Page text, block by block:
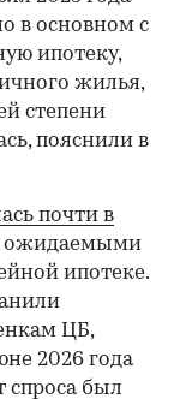
в основном с
ипотеку,
жилья,
степени
пояснили в
почти в
ожидаемыми
ипотеке.
ЦБ,
2026 года
спроса был